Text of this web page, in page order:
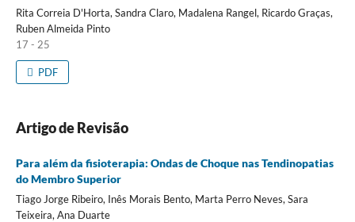
Rita Correia D'Horta, Sandra Claro, Madalena Rangel, Ricardo Graças,
Ruben Almeida Pinto
17 - 25
PDF
Artigo de Revisão
Para além da fisioterapia: Ondas de Choque nas Tendinopatias
do Membro Superior
Tiago Jorge Ribeiro, Inês Morais Bento, Marta Perro Neves, Sara
Teixeira, Ana Duarte